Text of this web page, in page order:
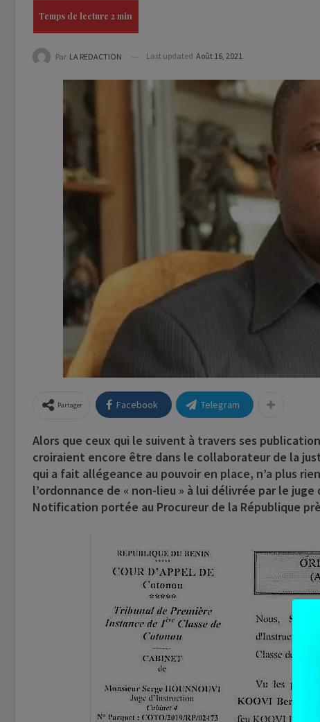
Par LA REDACTION Last updated Août 16, 2021
Partager Facebook Telegram
Alors que ceux qui le suivent à travers ses
croiraient encore être dans le collaborateur de la
qui a fait allégeance au pouvoir en place, n’a plus
l’ordonnance de « non-lieu » à lui délivrée par le
Notification portée au Procureur de la République